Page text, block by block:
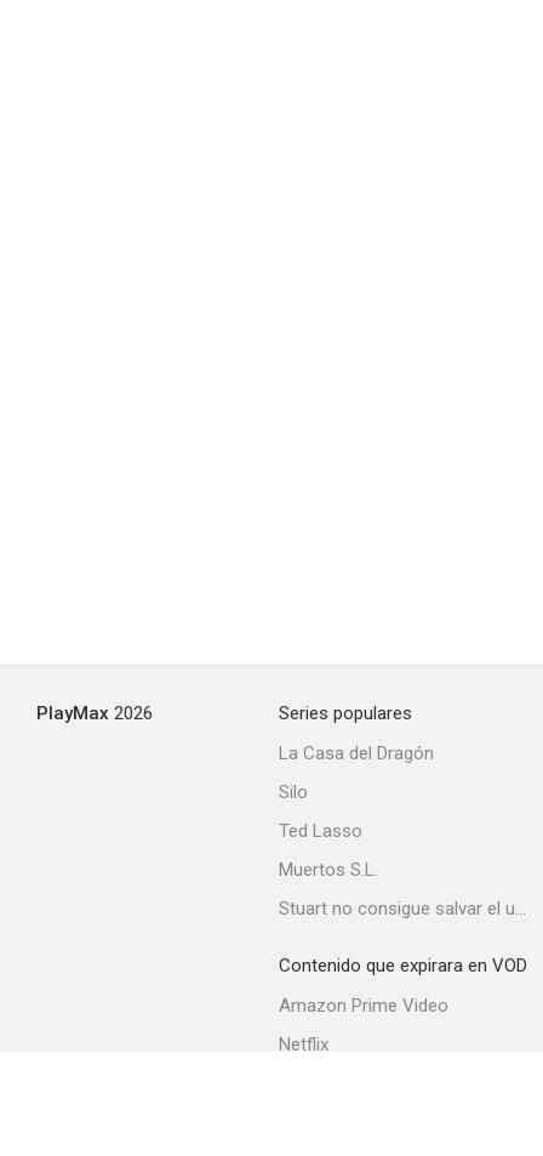
PlayMax 2026
Series populares
La Casa del Dragón
Silo
Ted Lasso
Muertos S.L.
Stuart no consigue salvar el universo
Contenido que expirara en VOD
Amazon Prime Video
Netflix